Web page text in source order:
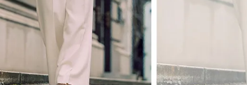
BEAUTY Aug, 8, 2026
“盛りすぎない”がトレンド！
【最旬マスカラ4選】さりげない
ボリュームと絶妙カラー |
クラッシィ]